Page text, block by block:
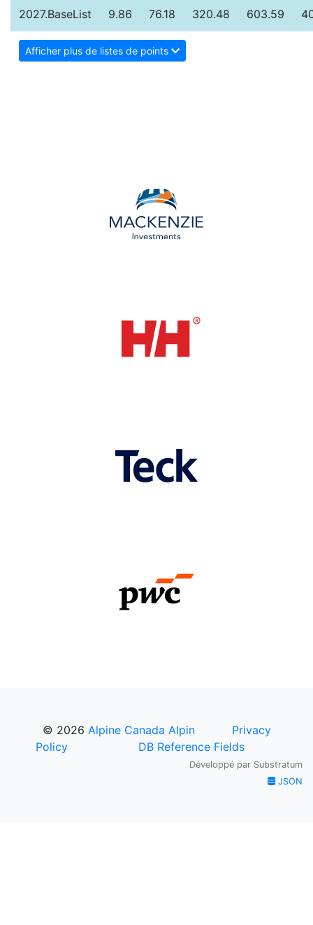
2027.BaseList 9.86 76.18 320.48 603.59
Afficher plus de listes de points
© 2026 Alpine Canada Alpin
Privacy
Policy
DB Reference Fields
Développé par Substratum
JSON